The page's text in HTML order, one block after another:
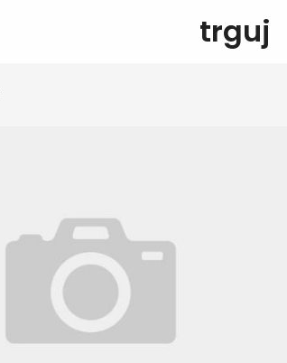
trguj